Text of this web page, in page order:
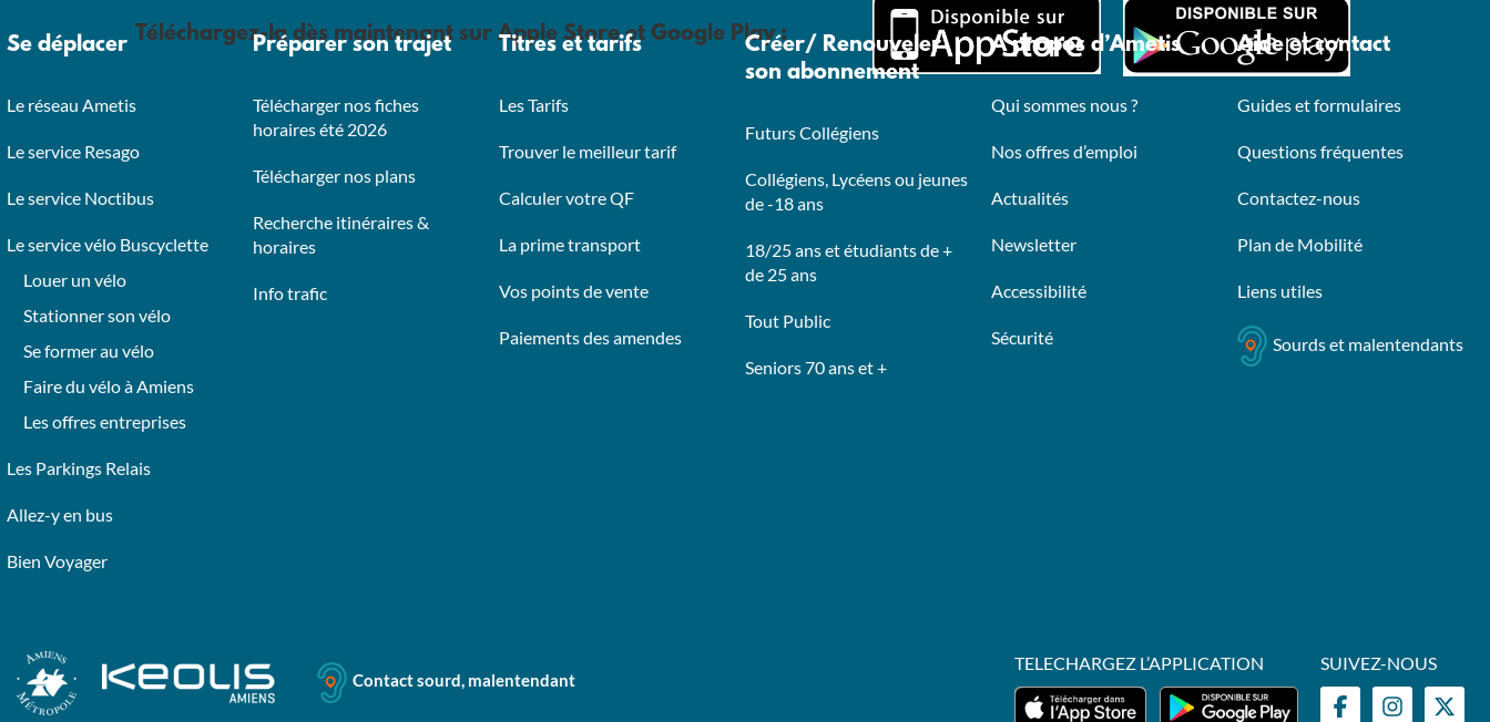
Téléchargez-la dès maintenant sur Apple Store et Google Play :
Se déplacer
Le réseau Ametis
Le service Resago
Le service Noctibus
Le service vélo Buscyclette
Louer un vélo
Stationner son vélo
Se former au vélo
Faire du vélo à Amiens
Les offres entreprises
Les Parkings Relais
Allez-y en bus
Bien Voyager
Préparer son trajet
Télécharger nos fiches
horaires été 2026
Télécharger nos plans
Recherche itinéraires &
horaires
Info trafic
Titres et tarifs
Les Tarifs
Trouver le meilleur tarif
Calculer votre QF
La prime transport
Vos points de vente
Paiements des amendes
Créer/ Renouveler
son abonnement
Futurs Collégiens
Collégiens, Lycéens ou jeunes
de -18 ans
18/25 ans et étudiants de +
de 25 ans
Tout Public
Seniors 70 ans et +
A propos d’Ametis
Qui sommes nous ?
Nos offres d’emploi
Actualités
Newsletter
Accessibilité
Sécurité
Aide et contact
Guides et formulaires
Questions fréquentes
Contactez-nous
Plan de Mobilité
Liens utiles
Sourds et malentendants
Contact sourd, malentendant
SUIVEZ-NOUS
TELECHARGEZ L’APPLICATION